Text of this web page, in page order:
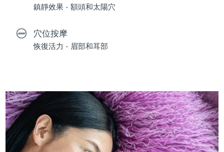
鎮靜效果 - 額頭和太陽穴
穴位按摩
恢復活力 - 眉部和耳部